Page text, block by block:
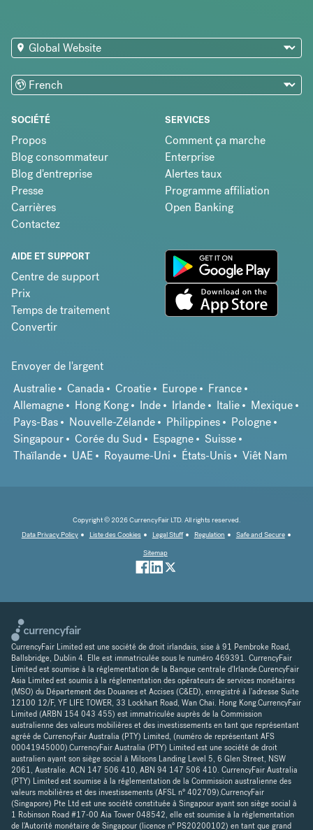
SOCIÉTÉ
Propos
Blog consommateur
Blog d'entreprise
Presse
Carrières
Contactez
SERVICES
Comment ça marche
Enterprise
Alertes taux
Programme affiliation
Open Banking
AIDE ET SUPPORT
Centre de support
Prix
Temps de traitement
Convertir
Envoyer de l'argent
Australie
Canada Croatie Europe
France
Allemagne
Hong Kong Inde Irlande Italie
Mexique
Pays-Bas
Nouvelle-Zélande Philippines
Pologne
Singapour
Corée du Sud Espagne
Suisse
Thaïlande
UAE Royaume-Uni États-Unis Viêt Nam
Copyright © 2026 CurrencyFair LTD. All rights reserved.
Data Privacy Policy
Liste des Cookies Legal Stuff Regulation
Safe and Secure
Sitemap
CurrencyFair Limited est une société de droit irlandais, sise à 91 Pembroke Road,
Ballsbridge, Dublin 4. Elle est immatriculée sous le numéro 469391. CurrencyFair
Limited est soumise à la réglementation de la Banque centrale d'Irlande.CurencyFair
Asia Limited est soumis à la réglementation des opérateurs de services monétaires
(MSO) du Département des Douanes et Accises (C&ED), enregistré à l'adresse Suite
12100 12/F, YF LIFE TOWER, 33 Lockhart Road, Wan Chai. Hong Kong.CurrencyFair
Limited (ARBN 154 043 455) est immatriculée auprès de la Commission
australienne des valeurs mobilières et des investissements en tant que représentant
agréé de CurrencyFair Australia (PTY) Limited, (numéro de représentant AFS
00041945000).CurrencyFair Australia (PTY) Limited est une société de droit
australien ayant son siège social à Milsons Landing Level 5, 6 Glen Street, NSW
2061, Australie. ACN 147 506 410, ABN 94 147 506 410. CurrencyFair Australia
(PTY) Limited est soumise à la réglementation de la Commission australienne des
valeurs mobilières et des investissements (AFSL n° 402709).CurrencyFair
(Singapore) Pte Ltd est une société constituée à Singapour ayant son siège social à
1 Robinson Road #17-00 Aia Tower 048542, elle est soumise à la réglementation
de l'Autorité monétaire de Singapour (licence n° PS20200102) en tant que grand